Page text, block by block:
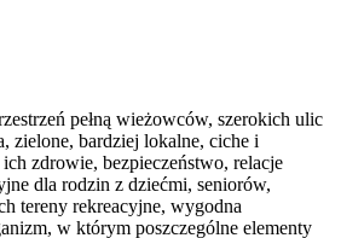
pełną wieżowców, szerokich ulic
zielone, bardziej lokalne, ciche i
zdrowie, bezpieczeństwo, relacje
dla rodzin z dziećmi, seniorów,
tereny rekreacyjne, wygodna
w którym poszczególne elementy